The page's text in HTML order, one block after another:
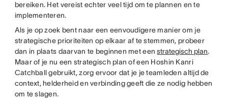
bereiken. Het vereist echter veel tijd om te plannen en te
implementeren.
Als je op zoek bent naar een eenvoudigere manier om je
strategische prioriteiten op elkaar af te stemmen, probeer
dan in plaats daarvan te beginnen met eenstrategisch plan.
Maar of je nu een strategisch plan of een Hoshin Kanri
Catchball gebruikt, zorg ervoor dat je je teamleden altijd de
context, helderheid en verbinding geeft die ze nodig hebben
om te slagen.